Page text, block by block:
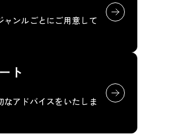
ンルごとにご用意して
ト
アドバイスをいたしま